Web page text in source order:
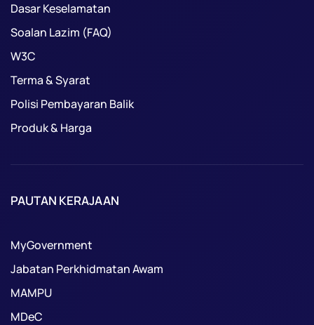
Dasar Keselamatan
Soalan Lazim (FAQ)
W3C
Terma & Syarat
Polisi Pembayaran Balik
Produk & Harga
PAUTAN KERAJAAN
MyGovernment
Jabatan Perkhidmatan Awam
MAMPU
MDeC